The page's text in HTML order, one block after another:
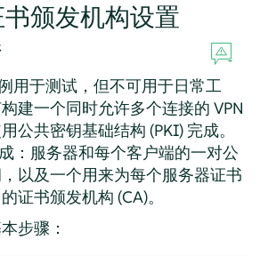
颁发机构设置
用于测试，但不可用于日常工
建一个同时允许多个连接的 VPN
公共密钥基础结构 (PKI) 完成。
：服务器和每个客户端的一对公
以及一个用来为每个服务器证书
证书颁发机构 (CA)。
步骤：